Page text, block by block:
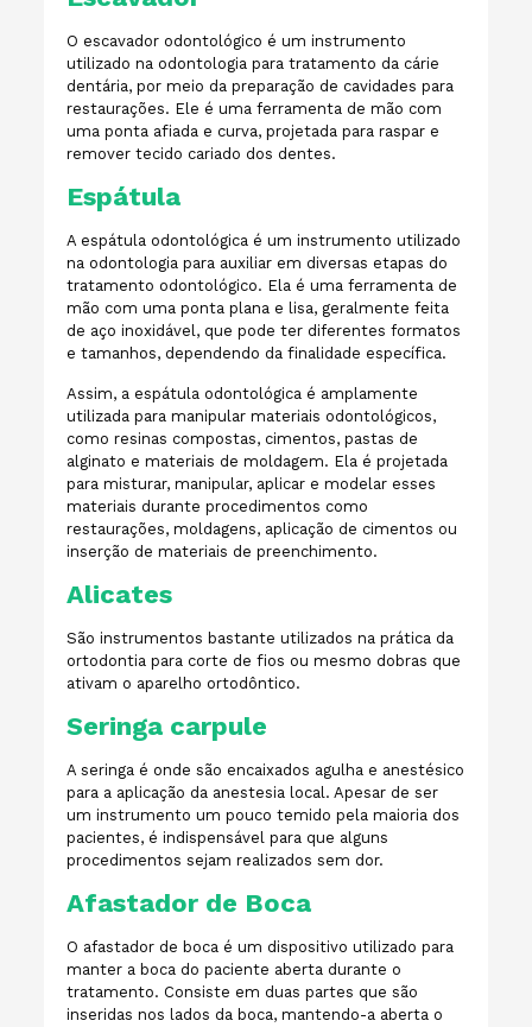
O escavador odontológico é um instrumento
utilizado na odontologia para tratamento da cárie
dentária, por meio da preparação de cavidades para
restaurações. Ele é uma ferramenta de mão com
uma ponta afiada e curva, projetada para raspar e
remover tecido cariado dos dentes.
Espátula
A espátula odontológica é um instrumento utilizado
na odontologia para auxiliar em diversas etapas do
tratamento odontológico. Ela é uma ferramenta de
mão com uma ponta plana e lisa, geralmente feita
de aço inoxidável, que pode ter diferentes formatos
e tamanhos, dependendo da finalidade específica.
Assim, a espátula odontológica é amplamente
utilizada para manipular materiais odontológicos,
como resinas compostas, cimentos, pastas de
alginato e materiais de moldagem. Ela é projetada
para misturar, manipular, aplicar e modelar esses
materiais durante procedimentos como
restaurações, moldagens, aplicação de cimentos ou
inserção de materiais de preenchimento.
Alicates
São instrumentos bastante utilizados na prática da
ortodontia para corte de fios ou mesmo dobras que
ativam o aparelho ortodôntico.
Seringa carpule
A seringa é onde são encaixados agulha e anestésico
para a aplicação da anestesia local. Apesar de ser
um instrumento um pouco temido pela maioria dos
pacientes, é indispensável para que alguns
procedimentos sejam realizados sem dor.
Afastador de Boca
O afastador de boca é um dispositivo utilizado para
manter a boca do paciente aberta durante o
tratamento. Consiste em duas partes que são
inseridas nos lados da boca, mantendo-a aberta o